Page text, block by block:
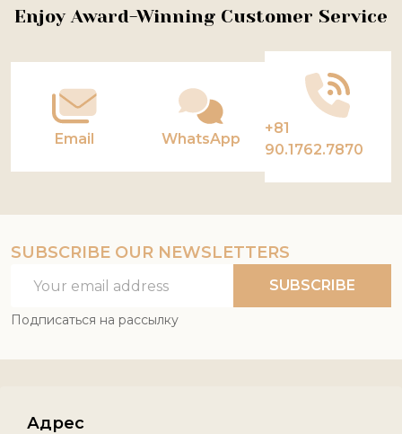
Footer
Enjoy Award-Winning Customer Service
Email WhatsApp
+81
90.1762.7870
SUBSCRIBE OUR NEWSLETTERS
Address
SUBSCRIBE
Подписаться на рассылку
Адрес